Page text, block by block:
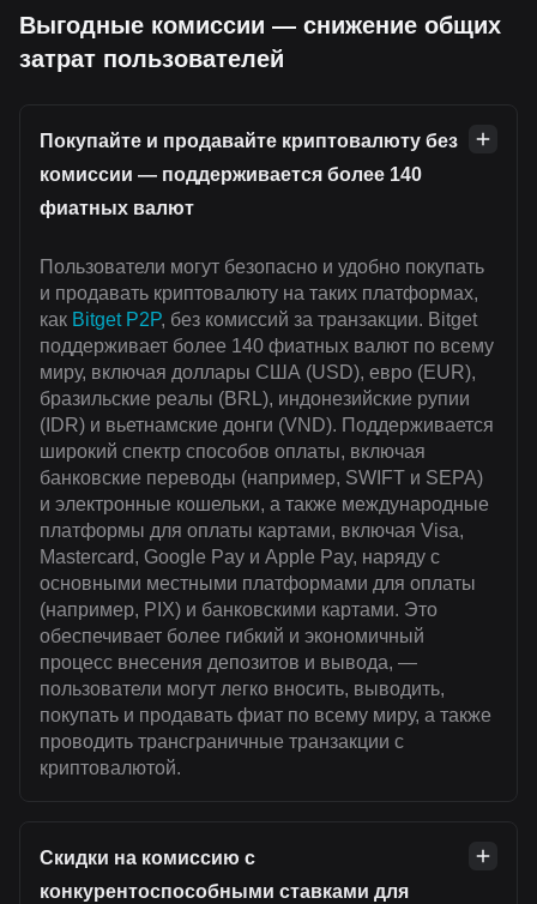
Выгодные комиссии — снижение общих
затрат пользователей
Покупайте и продавайте криптовалюту без
комиссии — поддерживается более 140
фиатных валют
Пользователи могут безопасно и удобно покупать
и продавать криптовалюту на таких платформах,
как Bitget P2P, без комиссий за транзакции. Bitget
поддерживает более 140 фиатных валют по всему
миру, включая доллары США (USD), евро (EUR),
бразильские реалы (BRL), индонезийские рупии
(IDR) и вьетнамские донги (VND). Поддерживается
широкий спектр способов оплаты, включая
банковские переводы (например, SWIFT и SEPA)
и электронные кошельки, а также международные
платформы для оплаты картами, включая Visa,
Mastercard, Google Pay и Apple Pay, наряду с
основными местными платформами для оплаты
(например, PIX) и банковскими картами. Это
обеспечивает более гибкий и экономичный
процесс внесения депозитов и вывода, —
пользователи могут легко вносить, выводить,
покупать и продавать фиат по всему миру, а также
проводить трансграничные транзакции с
криптовалютой.
Скидки на комиссию с
конкурентоспособными ставками для